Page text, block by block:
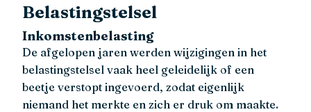
Belastingstelsel
Inkomstenbelasting
De afgelopen jaren werden wijzigingen in het
belastingstelsel vaak heel geleidelijk of een
beetje verstopt ingevoerd, zodat eigenlijk
niemand het merkte en zich er druk om maakte.